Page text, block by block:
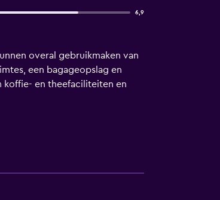
6,9
overal gebruikmaken van
een bagageopslag en
koffie- en theefaciliteiten en